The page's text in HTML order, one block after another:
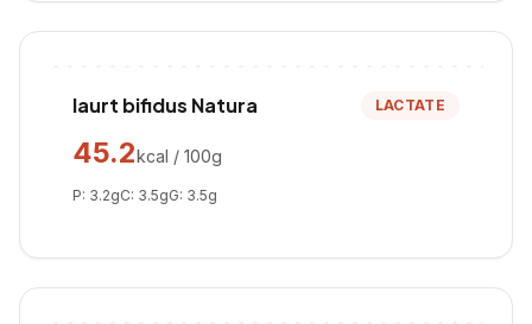
Iaurt bifidus Natura LACTATE
45.2kcal / 100g
P: 3.2gC: 3.5gG: 3.5g